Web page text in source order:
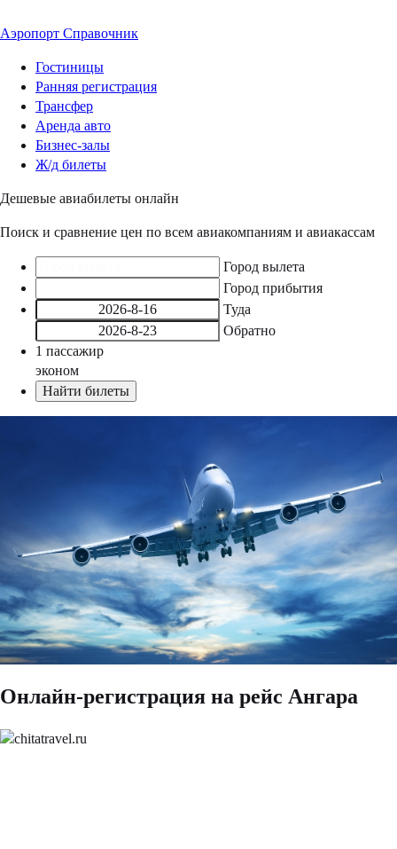
Аэропорт Справочник
Гостиницы
Ранняя регистрация
Трансфер
Аренда авто
Бизнес-залы
Ж/д билеты
Дешевые авиабилеты онлайн
Поиск и сравнение цен по всем авиакомпаниям и авиакассам
Город вылета
Город прибытия
Туда
Обратно
1 пассажир
эконом
Найти билеты
Онлайн-регистрация на рейс Ангара